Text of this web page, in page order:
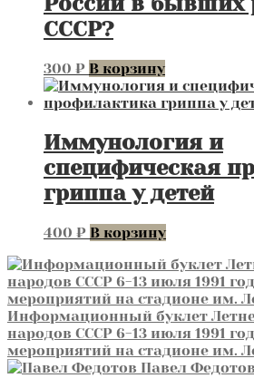
СССР?
300 ₽ В корзину
Иммунология и
специфическая
гриппа у детей
400 ₽ В корзину
Информационный буклет
народов СССР 6-13 июля 1991
мероприятий на стадионе им.
Павел Федотов